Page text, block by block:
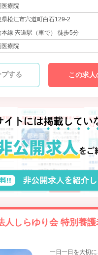
医療院
県松江市宍道町白石129-2
本線 宍道駅（車で） 徒歩5分
医療院
プする この求人
人しらゆり会 特別養
一日一日を大切